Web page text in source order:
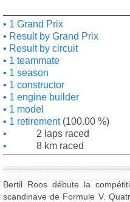
1 Grand Prix
Result by Grand Prix
Result by circuit
1 teammate
1 season
1 constructor
1 engine builder
1 model
1 retirement (100.00 %)
2 laps raced
8 km raced
Bertil Roos débute la
scandinave de Formule V.